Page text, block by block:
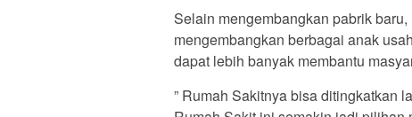
Selain mengembangkan pabrik
mengembangkan berbagai anak
dapat lebih banyak membantu
” Rumah Sakitnya bisa ditingkatkan